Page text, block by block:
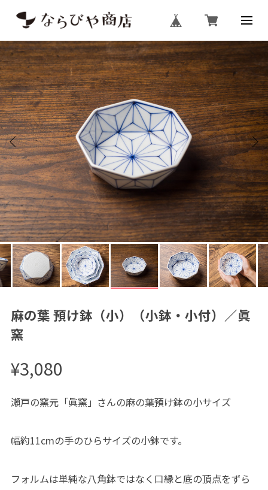
麻の葉 預け鉢（小）（小鉢・小付）／眞
窯
¥3,080
瀬戸の窯元「眞窯」さんの麻の葉預け鉢の小サイズ
幅約11cmの手のひらサイズの小鉢です。
フォルムは単純な八角鉢ではなく口縁と底の頂点をずら